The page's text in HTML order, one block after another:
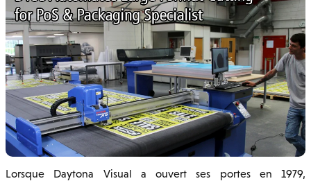
Lorsque Daytona Visual a ouvert ses portes en 1979,